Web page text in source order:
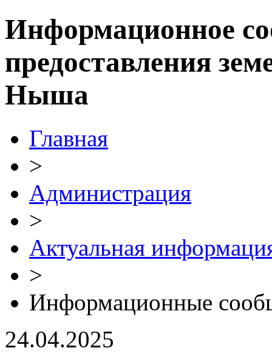
Информационное
предоставления
Ныша
Главная
>
Администрация
>
Актуальная
>
Информационные
24.04.2025